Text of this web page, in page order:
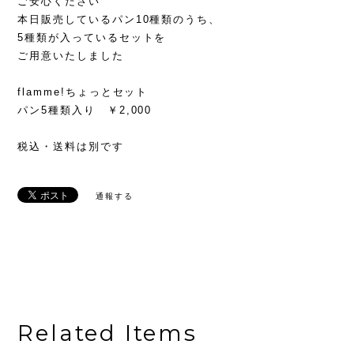
本日販売しているパン10種類のうち、
5種類が入っているセットを
ご用意いたしました
flamme!ちょっとセット
パン5種類入り ￥2,000
税込・送料は別です
通報する
Related Items